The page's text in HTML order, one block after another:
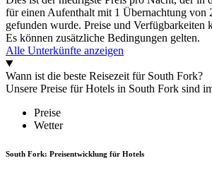
für einen Aufenthalt mit 1 Übernachtung von
gefunden wurde. Preise und Verfügbarkeiten
Es können zusätzliche Bedingungen gelten.
Alle Unterkünfte anzeigen
Wann ist die beste Reisezeit für South Fork?
Unsere Preise für Hotels in South Fork sind
Preise
Wetter
South Fork: Preisentwicklung für Hotels